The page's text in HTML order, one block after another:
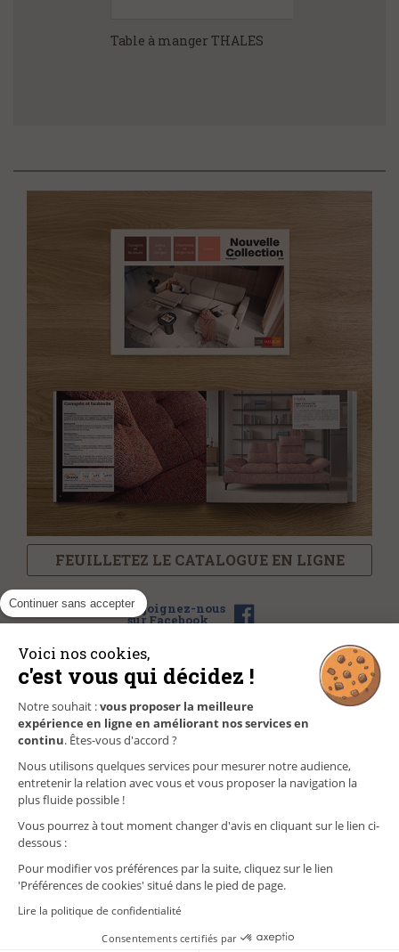
Continuer sans accepter
Voici nos cookies,
c'est vous qui décidez !
Notre souhait :vous proposer la meilleure
expérience en ligne en améliorant nos services en
continu. Êtes-vous d'accord ?
Nous utilisons quelques services pour mesurer notre audience,
entretenir la relation avec vous et vous proposer la navigation la
plus fluide possible !
Vous pourrez à tout moment changer d'avis en cliquant sur le lien ci-
dessous :
Pour modifier vos préférences par la suite, cliquez sur le lien
'Préférences de cookies' situé dans le pied de page.
Lire la politique de confidentialité
Consentements certifiés par
Table à manger THALES
FEUILLETEZ LE CATALOGUE EN LIGNE
Rejoignez-nous
sur Facebook
NOS MAGASINS
FAQ/CONTACT
GÉREZ VOS INFORMATIONS PERSONNELLES